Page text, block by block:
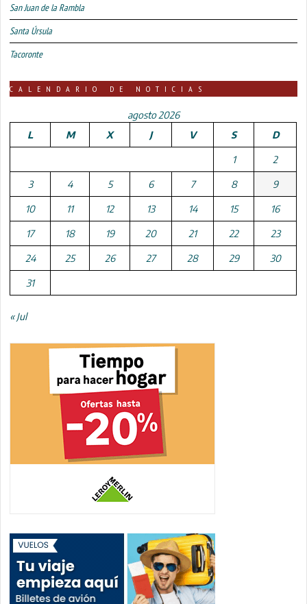
San Juan de la Rambla
Santa Úrsula
Tacoronte
CALENDARIO DE NOTICIAS
agosto 2026
L
M X J V S D
1 2
3 4 5 6 7 8 9
10 11 12 13 14 15 16
17 18 19 20 21 22 23
24 25 26 27 28 29 30
31
« Jul